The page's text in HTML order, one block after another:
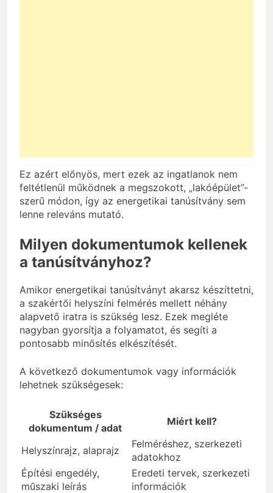
Ez azért előnyös, mert ezek az ingatlanok nem
feltétlenül működnek a megszokott, „lakóépület”-
szerű módon, így az energetikai tanúsítvány sem
lenne releváns mutató.
Milyen dokumentumok kellenek
a tanúsítványhoz?
Amikor energetikai tanúsítványt akarsz készíttetni,
a szakértői helyszíni felmérés mellett néhány
alapvető iratra is szükség lesz. Ezek megléte
nagyban gyorsítja a folyamatot, és segíti a
pontosabb minősítés elkészítését.
A következő dokumentumok vagy információk
lehetnek szükségesek:
Szükséges
dokumentum / adat
Miért kell?
Helyszínrajz, alaprajz
Felméréshez, szerkezeti
adatokhoz
Építési engedély,
műszaki leírás
Eredeti tervek, szerkezeti
információk